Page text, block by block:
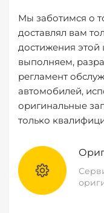
Мы заботимся о
доставлял вам
достижения этой
выполняем,
регламент
автомобилей,
оригинальные
только